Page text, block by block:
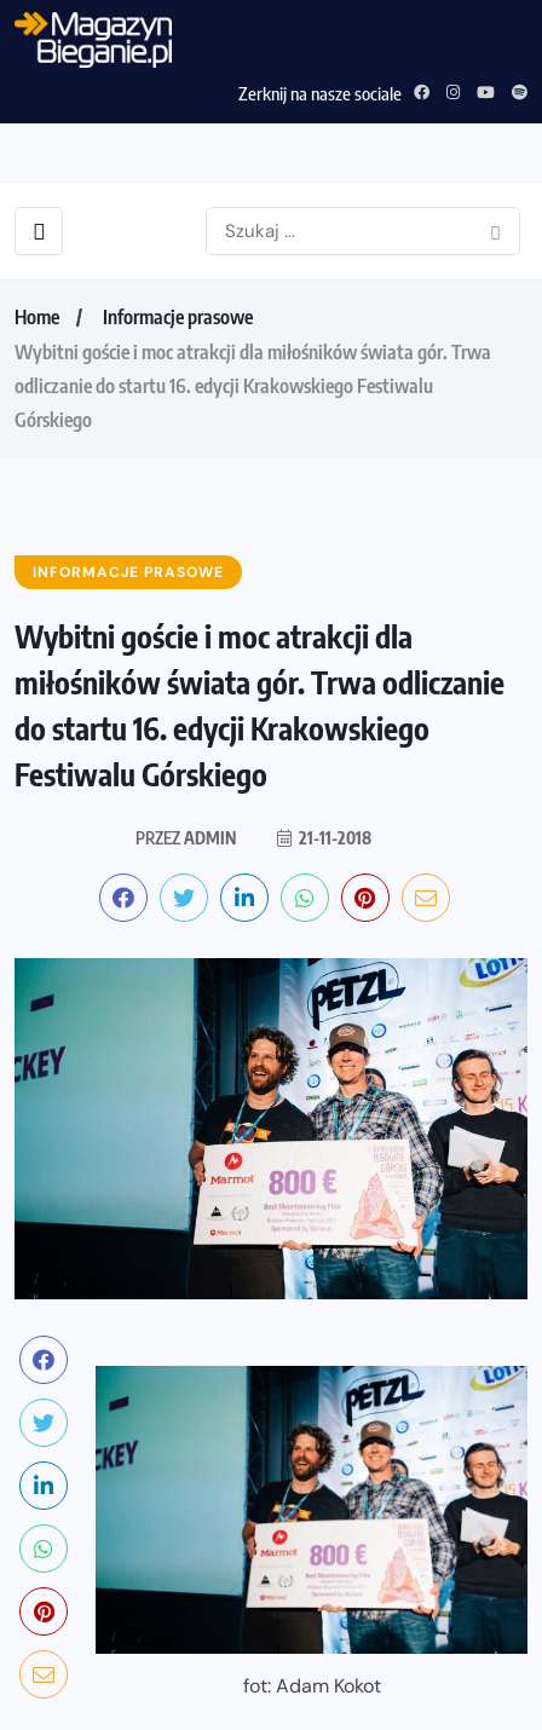
Zerknij na nasze sociale
Home
Informacje prasowe
Wybitni goście i moc atrakcji dla miłośników świata gór. Trwa
odliczanie do startu 16. edycji Krakowskiego Festiwalu
Górskiego
INFORMACJE PRASOWE
Wybitni goście i moc atrakcji dla
miłośników świata gór. Trwa odliczanie
do startu 16. edycji Krakowskiego
Festiwalu Górskiego
PRZEZADMIN 21-11-2018
fot: Adam Kokot